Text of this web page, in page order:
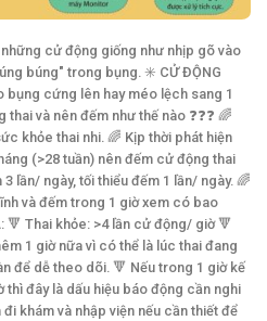
những cử động giống như nhịp gõ vào
búng" trong bụng. ✳️ CỬ ĐỘNG
bụng cứng lên hay méo lệch sang 1
và nên đếm như thế nào ❓❓❓ 🌈
khỏe thai nhi. 🌈 Kịp thời phát hiện
(>28 tuần) nên đếm cử động thai
lần/ ngày, tối thiểu đếm 1 lần/ ngày. 🌈
và đếm trong 1 giờ xem có bao
🔻 Thai khỏe: >4 lần cử động/ giờ 🔻
1 giờ nữa vì có thể là lúc thai đang
để dễ theo dõi. 🔻 Nếu trong 1 giờ kế
thì đây là dấu hiệu báo động cần nghi
khám và nhập viện nếu cần thiết để